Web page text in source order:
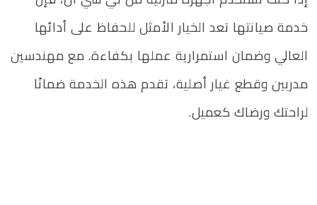
خدمة صيانتها تعد الخيار الأمثل للحفاظ على أدائها
العالي وضمان استمرارية عملها بكفاءة. مع مهندسين
مدربين وقطع غيار أصلية، تقدم هذه الخدمة ضمانًا
لراحتك ورضاك كعميل.